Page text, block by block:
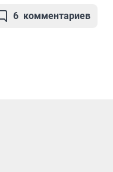
6 комментариев